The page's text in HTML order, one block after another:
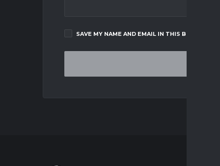
SAVE MY NAME AND EMAIL IN THIS BROWSER